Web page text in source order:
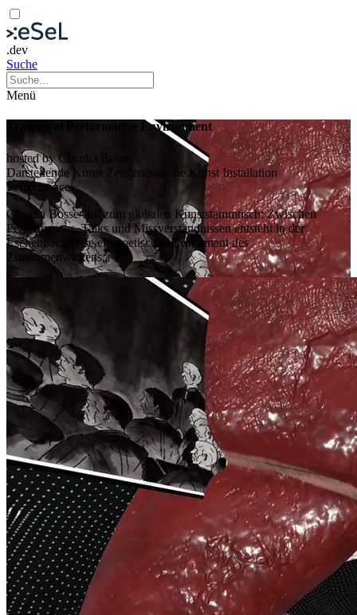
.dev
Suche
Menü
Translocal Performative Environment
hosted by Claudia Bosse
Darstellende Kunst
Zeitgenössische KunstInstallation
Performance
Claudia Bosse lädt zum globalen Kunststammtisch: Zwischen
Performances, Talks und Missverständnissen entsteht in der
Eschenbachgasse ein poetisches Experiment des
Zusammenwirkens.